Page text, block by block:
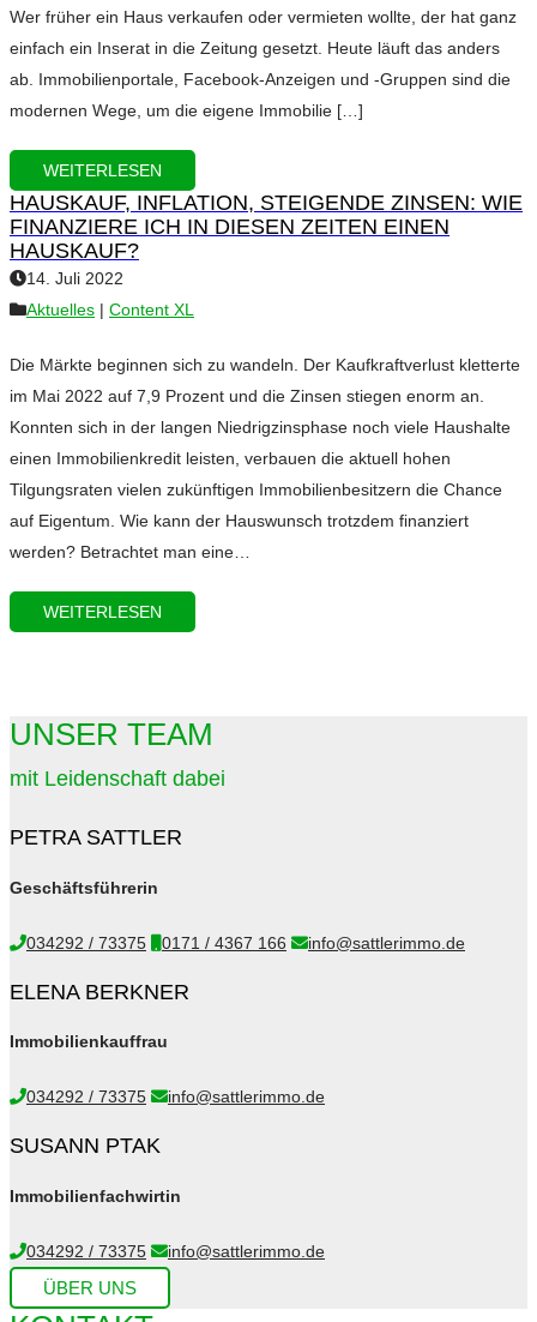
Wer früher ein Haus verkaufen oder vermieten wollte, der hat ganz
einfach ein Inserat in die Zeitung gesetzt. Heute läuft das anders
ab. Immobilienportale, Facebook-Anzeigen und -Gruppen sind die
modernen Wege, um die eigene Immobilie […]
WEITERLESEN
HAUSKAUF, INFLATION, STEIGENDE ZINSEN: WIE
FINANZIERE ICH IN DIESEN ZEITEN EINEN
HAUSKAUF?
14. Juli 2022
Aktuelles | Content XL
Die Märkte beginnen sich zu wandeln. Der Kaufkraftverlust kletterte
im Mai 2022 auf 7,9 Prozent und die Zinsen stiegen enorm an.
Konnten sich in der langen Niedrigzinsphase noch viele Haushalte
einen Immobilienkredit leisten, verbauen die aktuell hohen
Tilgungsraten vielen zukünftigen Immobilienbesitzern die Chance
auf Eigentum. Wie kann der Hauswunsch trotzdem finanziert
werden? Betrachtet man eine…
WEITERLESEN
UNSER TEAM
mit Leidenschaft dabei
PETRA SATTLER
Geschäftsführerin
034292 / 73375 0171 / 4367 166 info@sattlerimmo.de
ELENA BERKNER
Immobilienkauffrau
034292 / 73375 info@sattlerimmo.de
SUSANN PTAK
Immobilienfachwirtin
034292 / 73375 info@sattlerimmo.de
ÜBER UNS